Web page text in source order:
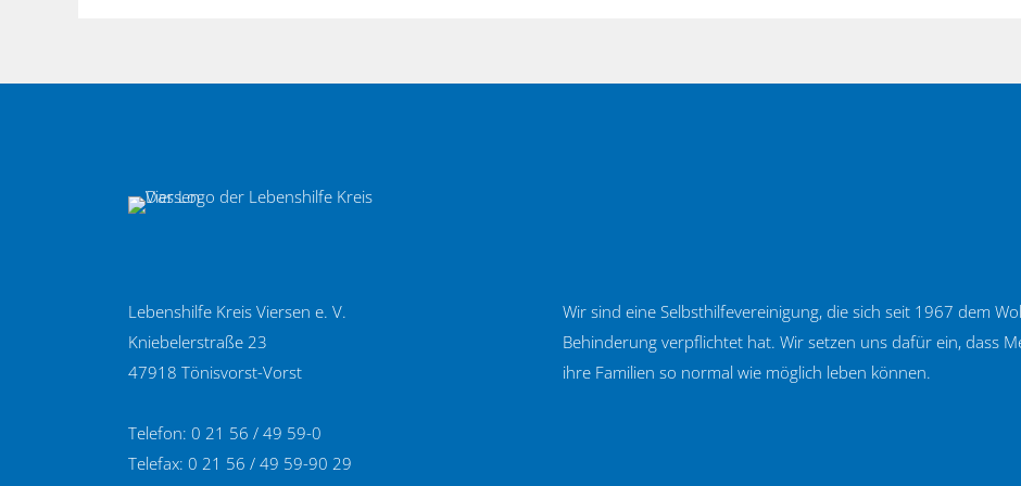
Lebenshilfe Kreis Viersen e. V.
Kniebelerstraße 23
47918 Tönisvorst-Vorst
Telefon: 0 21 56 / 49 59-0
Telefax: 0 21 56 / 49 59-90 29
Wir sind eine Selbsthilfevereinigung, die sich seit 1967 dem
Behinderung verpflichtet hat. Wir setzen uns dafür ein, dass
ihre Familien so normal wie möglich leben können.